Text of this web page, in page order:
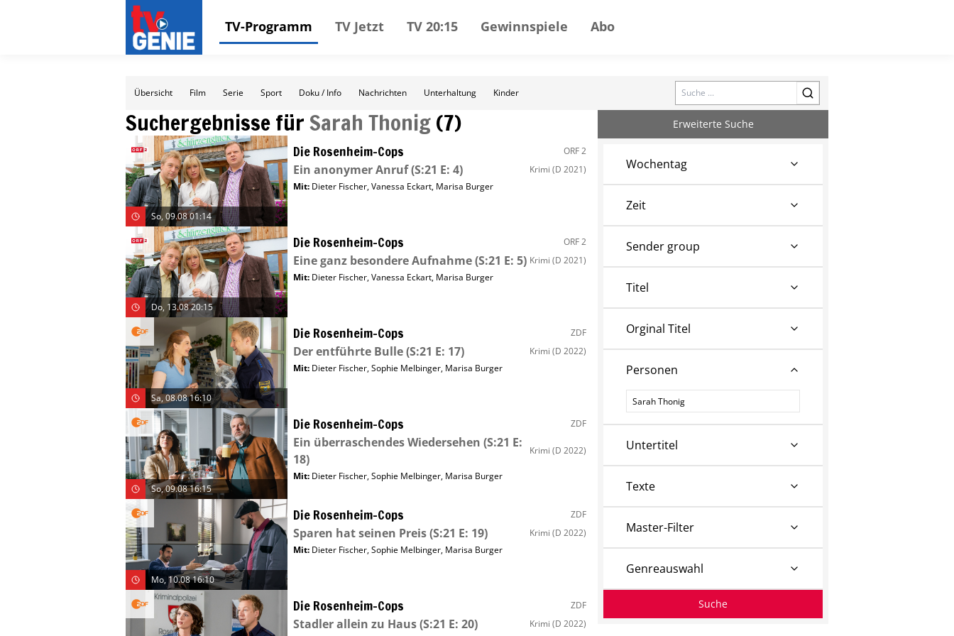
TV-Programm TV Jetzt TV 20:15 Gewinnspiele Abo
Übersicht Film Serie Sport Doku / Info Nachrichten Unterhaltung Kinder Search
Suchergebnisse fürSarah Thonig(7)
So, 09.08 01:14
Die Rosenheim-Cops ORF 2
Ein anonymer Anruf(S:21 E: 4) Krimi (D 2021)
Mit: Dieter Fischer,Vanessa Eckart, Marisa Burger
Do, 13.08 20:15
Die Rosenheim-Cops ORF 2
Eine ganz besondere Aufnahme(S:21 E: 5) Krimi (D 2021)
Mit: Dieter Fischer,Vanessa Eckart, Marisa Burger
Sa, 08.08 16:10
Die Rosenheim-Cops ZDF
Der entführte Bulle(S:21 E: 17) Krimi (D 2022)
Mit: Dieter Fischer,Sophie Melbinger, Marisa Burger
So, 09.08 16:15
Die Rosenheim-Cops ZDF
Ein überraschendes Wiedersehen (S:21 E:
18)
Krimi (D 2022)
Mit: Dieter Fischer,Sophie Melbinger, Marisa Burger
Mo, 10.08 16:10
Die Rosenheim-Cops ZDF
Sparen hat seinen Preis(S:21 E: 19) Krimi (D 2022)
Mit: Dieter Fischer,Sophie Melbinger, Marisa Burger
Die Rosenheim-Cops ZDF
Stadler allein zu Haus(S:21 E: 20) Krimi (D 2022)
Erweiterte Suche
Wochentag
Zeit
Sender group
Titel
Orginal Titel
Personen
Personen
Untertitel
Texte
Master-Filter
Genreauswahl
Suche